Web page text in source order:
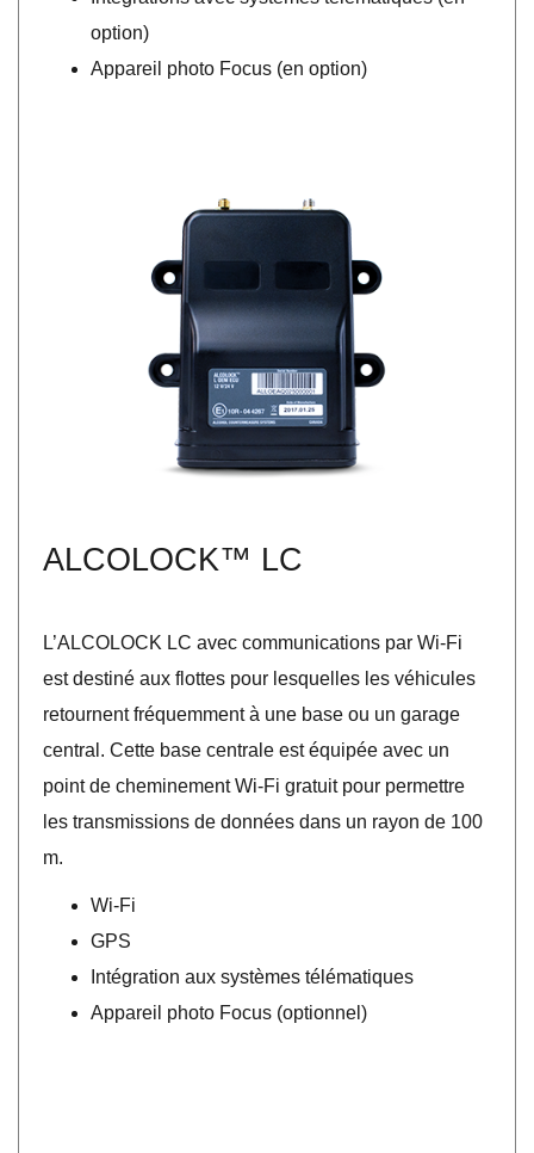
option)
Appareil photo Focus (en option)
ALCOLOCK™ LC
L’ALCOLOCK LC avec communications par Wi-Fi
est destiné aux flottes pour lesquelles les véhicules
retournent fréquemment à une base ou un garage
central. Cette base centrale est équipée avec un
point de cheminement Wi-Fi gratuit pour permettre
les transmissions de données dans un rayon de 100
m.
Wi-Fi
GPS
Intégration aux systèmes télématiques
Appareil photo Focus (optionnel)